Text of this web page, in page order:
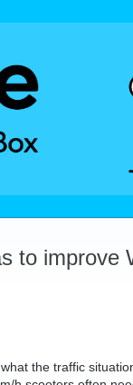
to improve
the traffic